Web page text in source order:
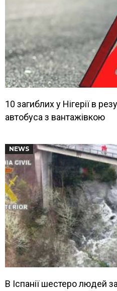
10 загиблих у Нігерії в
автобуса з вантажівкою
NEWS
В Іспанії шестеро людей